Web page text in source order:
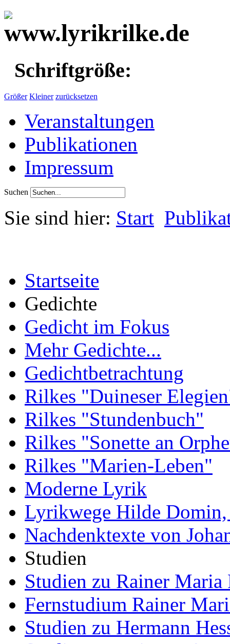
Schriftgröße:
Größer Kleiner zurücksetzen
Veranstaltungen
Publikationen
Impressum
Suchen
Sie sind hier: Start
Startseite
Gedichte
Gedicht im Fokus
Mehr Gedichte...
Gedichtbetrachtung
Rilkes "Duineser
Rilkes "Stundenbuch"
Rilkes "Sonette an
Rilkes "Marien-Leben"
Moderne Lyrik
Lyrikwege Hilde
Nachdenktexte von
Studien
Studien zu Rainer Maria
Fernstudium Rainer
Studien zu Hermann